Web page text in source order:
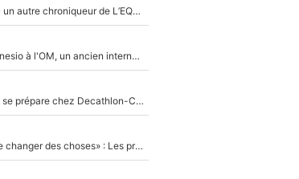
Johan Micoud en conflit avec un autre chroniqueur de L’EQUIPE du Soir : «Pendant un moment, je ne les ai pas remis ensemble dans l'émission»
Proche de rejoindre Bruno Genesio à l'OM, un ancien international français va finalement débarquer... sur RMC !
Une signature très importante se prépare chez Decathlon-CMA CGM pour aider Paul Seixas à gagner le Tour de France 2027
«Il y a probablement besoin de changer des choses» : Les premiers changements de Zinedine Zidane en équipe de France sont révélés ?